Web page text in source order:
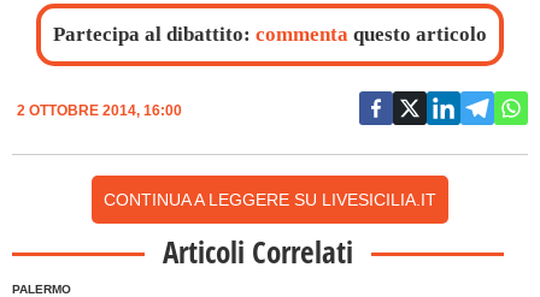
Partecipa al dibattito: commenta questo articolo
2 OTTOBRE 2014, 16:00
CONTINUA A LEGGERE SU LIVESICILIA.IT
Articoli Correlati
PALERMO